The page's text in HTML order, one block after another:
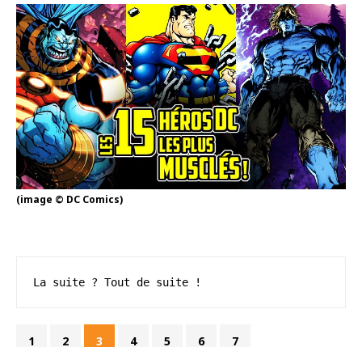
(image © DC Comics)
La suite ? Tout de suite !
1 2 3 4 5 6 7